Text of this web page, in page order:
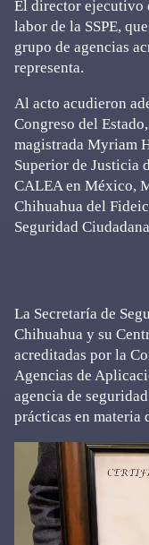
El director ejecutivo
labor de la SSPE,
grupo de agencias
representa.
Al acto acudieron
Congreso del
magistrada Myriam
Superior de Justicia
CALEA en México,
Chihuahua del
Seguridad
La Secretaría de
Chihuahua y su
acreditadas por la
Agencias de
agencia de
prácticas en materia